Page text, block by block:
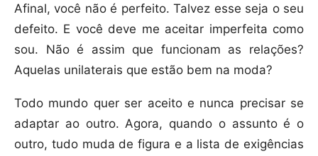
Afinal, você não é perfeito. Talvez esse seja o seu
defeito. E você deve me aceitar imperfeita como
sou. Não é assim que funcionam as relações?
Aquelas unilaterais que estão bem na moda?
Todo mundo quer ser aceito e nunca precisar se
adaptar ao outro. Agora, quando o assunto é o
outro, tudo muda de figura e a lista de exigências